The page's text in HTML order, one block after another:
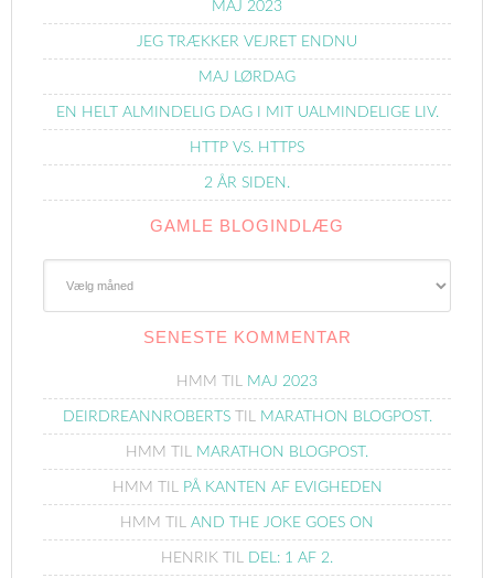
MAJ 2023
JEG TRÆKKER VEJRET ENDNU
MAJ LØRDAG
EN HELT ALMINDELIG DAG I MIT UALMINDELIGE LIV.
HTTP VS. HTTPS
2 ÅR SIDEN.
GAMLE BLOGINDLÆG
SENESTE KOMMENTAR
HMM TIL MAJ 2023
DEIRDREANNROBERTSTIL MARATHON BLOGPOST.
HMM TIL MARATHON BLOGPOST.
HMM TIL PÅ KANTEN AF EVIGHEDEN
HMM TIL AND THE JOKE GOES ON
HENRIK TIL DEL: 1 AF 2.